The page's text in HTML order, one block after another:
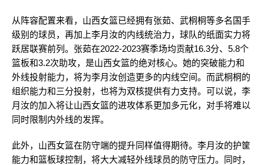
从阵容配置来看，山西女篮已经拥有张茹、武桐桐等多名国手
级别的球员，再加上李月汝的内线统治力，球队的纸面实力将
跃居联赛前列。张茹在2022-2023赛季场均贡献16.3分、5.8个
篮板和3.2次助攻，是山西女篮的绝对核心。她的突破能力和
外线投射能力，将为李月汝创造更多的内线空间。而武桐桐的
组织能力和三分投射，也将为双核提供有力支持。可以说，李
月汝的加入将让山西女篮的进攻体系更加多元化，对手将难以
同时限制内外线的发挥。
此外，山西女篮在防守端的提升同样值得期待。李月汝的护筐
能力和篮板球控制，将大大减轻外线球员的防守压力。同时，